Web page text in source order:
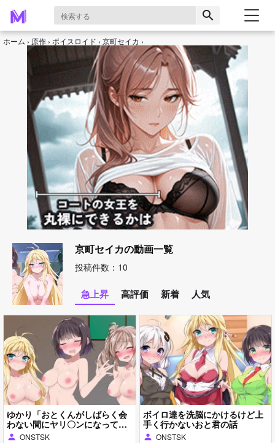
search
ホーム 原作 ボイスロイド 京町セイカ
京町セイカの動画一覧
投稿件数：10
急上昇 高評価 新着 人気
ゆかり「おとくんがしばらく会
わない間にヤリ〇ンになってや
がった」オマケ
person ONSTSK
ボイロ達を洗脳にかけるけど上
手く行かないおと君の話
person ONSTSK